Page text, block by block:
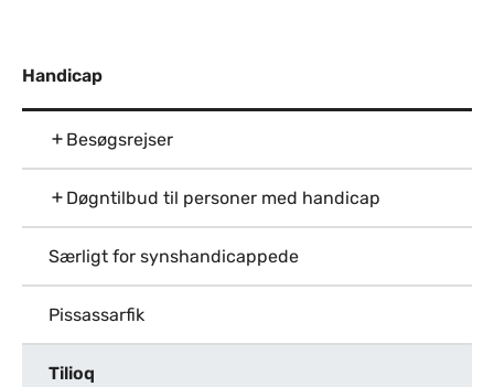
Handicap
Besøgsrejser
Døgntilbud til personer med handicap
Særligt for synshandicappede
Pissassarfik
Tilioq